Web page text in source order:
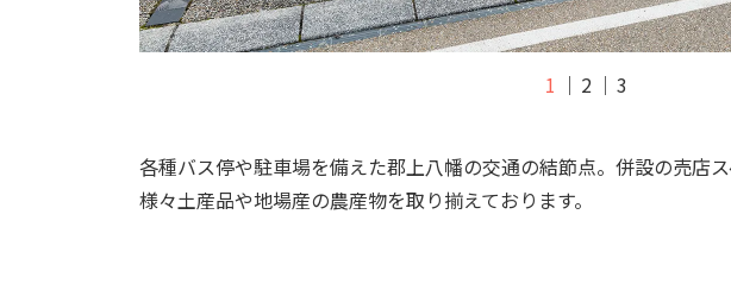
1 2 3
各種バス停や駐車場を備えた郡上八幡の交通の結節点。併設の売店
様々土産品や地場産の農産物を取り揃えております。